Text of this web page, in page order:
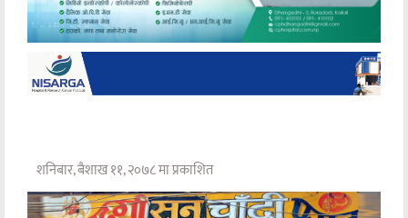
शनिबार, बैशाख ११, २०७८ मा प्रकाशित